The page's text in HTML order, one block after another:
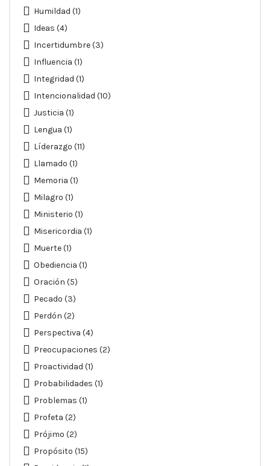
Humildad (1)
Ideas (4)
Incertidumbre(3)
Influencia (1)
Integridad (1)
Intencionalidad (10)
Justicia (1)
Lengua (1)
Líderazgo (11)
Llamado (1)
Memoria (1)
Milagro (1)
Ministerio (1)
Misericordia (1)
Muerte(1)
Obediencia (1)
Oración (5)
Pecado (3)
Perdón (2)
Perspectiva (4)
Preocupaciones (2)
Proactividad (1)
Probabilidades (1)
Problemas (1)
Profeta (2)
Prójimo (2)
Propósito (15)